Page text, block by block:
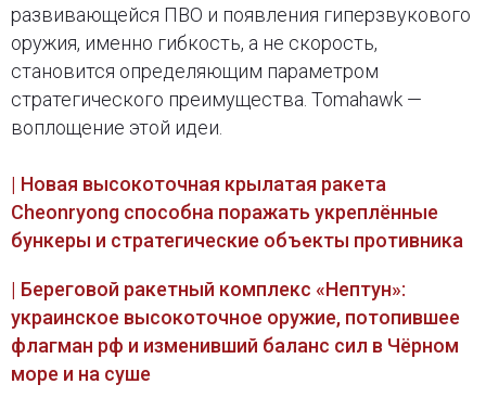
развивающейся ПВО и появления гиперзвукового
оружия, именно гибкость, а не скорость,
становится определяющим параметром
стратегического преимущества. Tomahawk —
воплощение этой идеи.
| Новая высокоточная крылатая ракета
Cheonryong способна поражать укреплённые
бункеры и стратегические объекты противника
| Береговой ракетный комплекс «Нептун»:
украинское высокоточное оружие, потопившее
флагман рф и изменивший баланс сил в Чёрном
море и на суше